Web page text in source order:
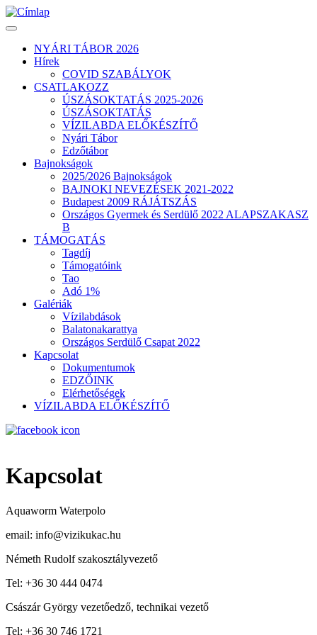
Ugrás
a
Fő
navigáció
NYÁRI TÁBOR 2026
Hírek
COVID SZABÁLYOK
CSATLAKOZZ
ÚSZÁSOKTATÁS 2025-2026
ÚSZÁSOKTATÁS
VÍZILABDA ELŐKÉSZÍTŐ
Nyári Tábor
Edzőtábor
Bajnokságok
2025/2026 Bajnokságok
BAJNOKI NEVEZÉSEK 2021-2022
Budapest 2009 RÁJÁTSZÁS
Országos Gyermek és Serdülő 2022 ALAPSZAKASZ
B
TÁMOGATÁS
Tagdíj
Támogatóink
Tao
Adó 1%
Galériák
Vízilabdások
Balatonakarattya
Országos Serdülő Csapat 2022
Kapcsolat
Dokumentumok
EDZŐINK
Elérhetőségek
VÍZILABDA ELŐKÉSZÍTŐ
Kapcsolat
Aquaworm Waterpolo
email: info@vizikukac.hu
Németh Rudolf szakosztályvezető
Tel: +36 30 444 0474
Császár György vezetőedző, technikai vezető
Tel: +36 30 746 1721